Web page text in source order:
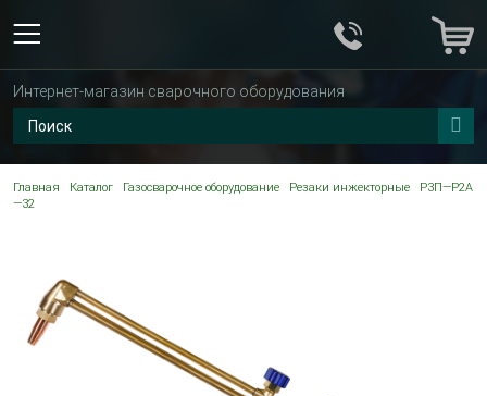
Интернет-магазин сварочного оборудования
Главная Каталог Газосварочное оборудование Резаки инжекторные
Р3П—Р2А
—32